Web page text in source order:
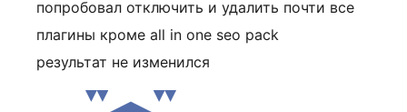
попробовал отключить и удалить почти все
плагины кроме all in one seo pack
результат не изменился